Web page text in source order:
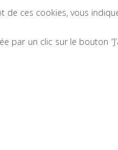
ces cookies, vous
par un clic sur le bouton